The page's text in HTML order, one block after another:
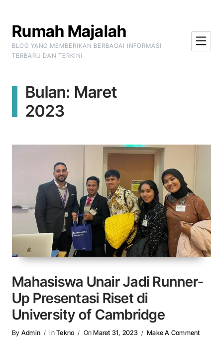
Rumah Majalah
BLOG YANG MEMBERIKAN BERBAGAI INFORMASI
TERBARU DAN TERKINI
Bulan: Maret
2023
Mahasiswa Unair Jadi Runner-
Up Presentasi Riset di
University of Cambridge
By Admin InTekno OnMaret 31, 2023 Make A CommentOn